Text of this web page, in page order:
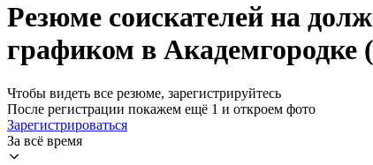
Резюме соискателей на
графиком в Академгородке
Чтобы видеть все резюме, зарегистрируйтесь
После регистрации покажем ещё 1 и откроем фото
Зарегистрироваться
За всё время